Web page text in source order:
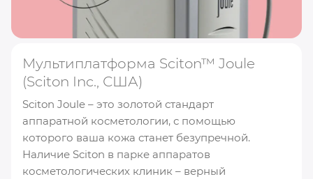
Мультиплатформа Sciton™ Joule
(Sciton Inc., США)
Sciton Joule – это золотой стандарт
аппаратной косметологии, с помощью
которого ваша кожа станет безупречной.
Наличие Sciton в парке аппаратов
косметологических клиник – верный